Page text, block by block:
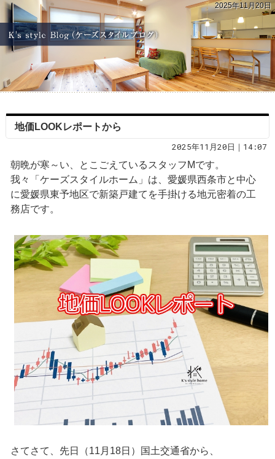
2025年11月20日
地価LOOKレポートから
2025年11月20日｜14:07
朝晩が寒～い、とこごえているスタッフMです。
我々「ケーズスタイルホーム」は、愛媛県西条市と中心
に愛媛県東予地区で新築戸建てを手掛ける地元密着の工
務店です。
さてさて、先日（11月18日）国土交通省から、